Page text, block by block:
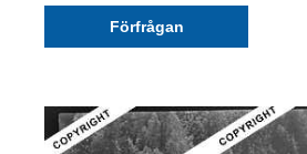
Förfrågan